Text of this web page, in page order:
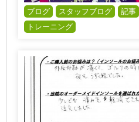
ブログ スタッフブログ 記事
トレーニング